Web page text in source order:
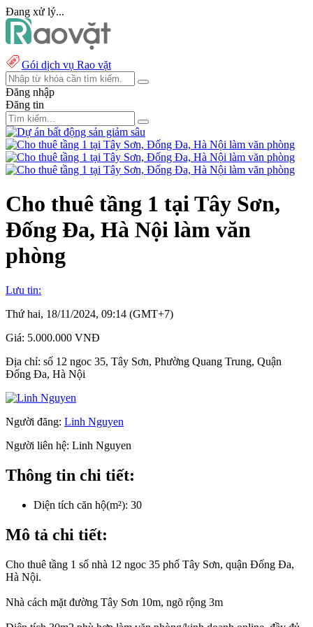
Đang xử lý...
Gói dịch vụ Rao vặt
Đăng nhập
Đăng tin
Cho thuê tầng 1 tại Tây Sơn,
Đống Đa, Hà Nội làm văn
phòng
Lưu tin:
Thứ hai, 18/11/2024, 09:14 (GMT+7)
Giá: 5.000.000 VNĐ
Địa chỉ: số 12 ngoc 35, Tây Sơn, Phường Quang Trung, Quận
Đống Đa, Hà Nội
Người đăng: Linh Nguyen
Người liên hệ: Linh Nguyen
Thông tin chi tiết:
Diện tích căn hộ(m²): 30
Mô tả chi tiết:
Cho thuê tầng 1 số nhà 12 ngoc 35 phố Tây Sơn, quận Đống Đa,
Hà Nội.
Nhà cách mặt đường Tây Sơn 10m, ngõ rộng 3m